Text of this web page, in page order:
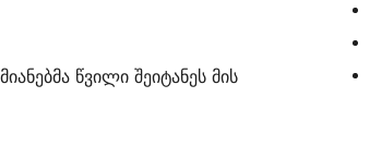
წვილი შეიტანეს მის